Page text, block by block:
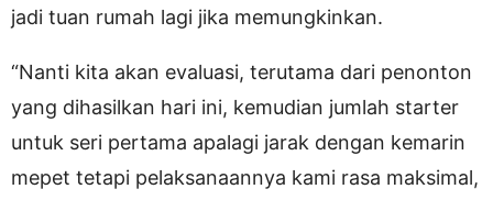
jadi tuan rumah lagi jika memungkinkan.
“Nanti kita akan evaluasi, terutama dari penonton
yang dihasilkan hari ini, kemudian jumlah starter
untuk seri pertama apalagi jarak dengan kemarin
mepet tetapi pelaksanaannya kami rasa maksimal,